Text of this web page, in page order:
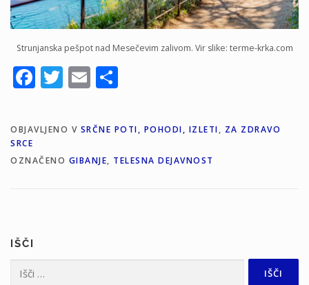
Strunjanska pešpot nad Mesečevim zalivom. Vir slike: terme-krka.com
Facebook
Twitter
Email
OBJAVLJENO V SRČNE POTI, POHODI, IZLETI, ZA ZDRAVO
SRCE
OZNAČENO GIBANJE, TELESNA DEJAVNOST
IŠČI